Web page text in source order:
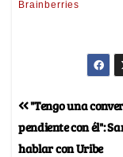
"Tengo una
pendiente con él":
hablar con Uribe